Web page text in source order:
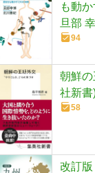
も動
旦部
94
朝鮮の
社新書
58
改訂